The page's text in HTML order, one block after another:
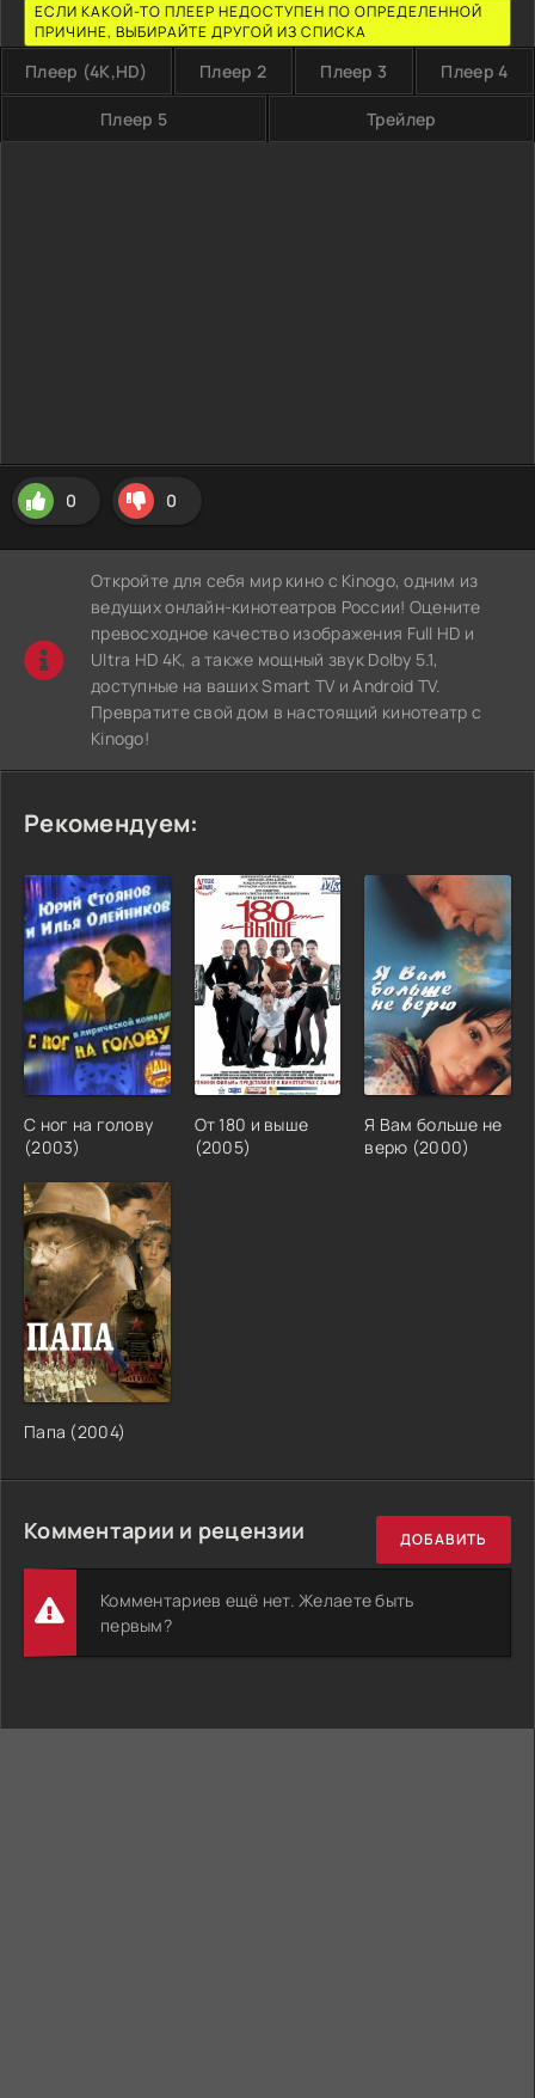
ЕСЛИ КАКОЙ-ТО ПЛЕЕР НЕДОСТУПЕН ПО ОПРЕДЕЛЕННОЙ
ПРИЧИНЕ, ВЫБИРАЙТЕ ДРУГОЙ ИЗ СПИСКА
Плеер (4K,HD) Плеер 2 Плеер 3 Плеер 4
Плеер 5 Трейлер
0 0
Откройте для себя мир кино с Kinogo, одним из
ведущих онлайн-кинотеатров России! Оцените
превосходное качество изображения Full HD и
Ultra HD 4K, а также мощный звук Dolby 5.1,
доступные на ваших Smart TV и Android TV.
Превратите свой дом в настоящий кинотеатр с
Kinogo!
Рекомендуем:
С ног на голову
(2003)
От 180 и выше
(2005)
Я Вам больше не
верю (2000)
Папа (2004)
Комментарии и рецензии ДОБАВИТЬ
Комментариев ещё нет. Желаете быть
первым?